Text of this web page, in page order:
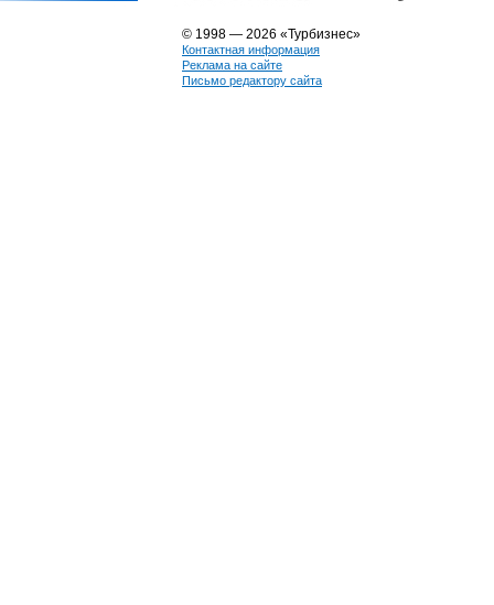
© 1998 — 2026 «Турбизнес»
Контактная информация
Реклама на сайте
Письмо редактору сайта